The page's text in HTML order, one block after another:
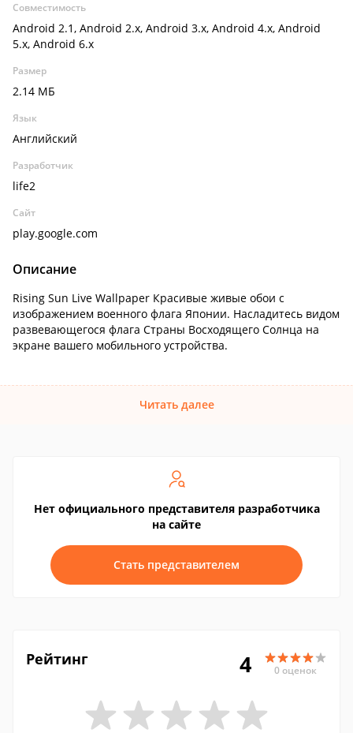
Совместимость
Android 2.1, Android 2.x, Android 3.x, Android 4.x, Android
5.x, Android 6.x
Размер
2.14 МБ
Язык
Английский
Разработчик
life2
Сайт
play.google.com
Описание
Rising Sun Live Wallpaper Красивые живые обои с
изображением военного флага Японии. Насладитесь видом
развевающегося флага Страны Восходящего Солнца на
экране вашего мобильного устройства.
Читать далее
Нет официального представителя разработчика
на сайте
Стать представителем
Рейтинг 4 0 оценок